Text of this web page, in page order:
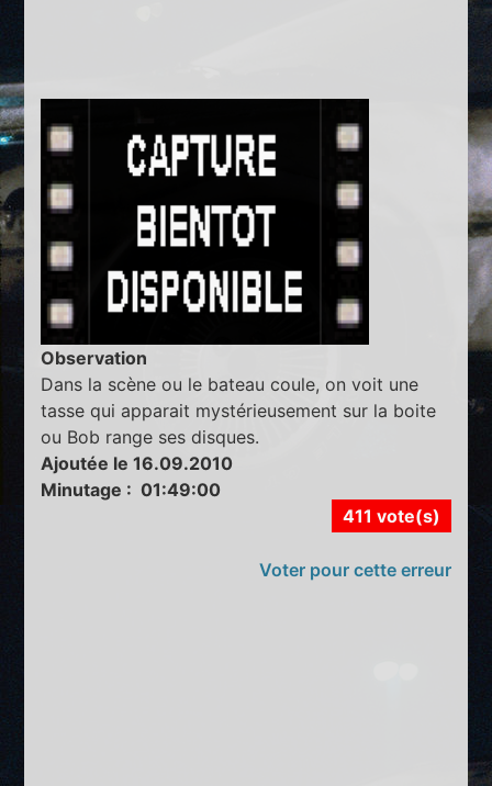
Observation
Dans la scène ou le bateau coule, on voit une
tasse qui apparait mystérieusement sur la boite
ou Bob range ses disques.
Ajoutée le 16.09.2010
Minutage : 01:49:00
411 vote(s)
Voter pour cette erreur